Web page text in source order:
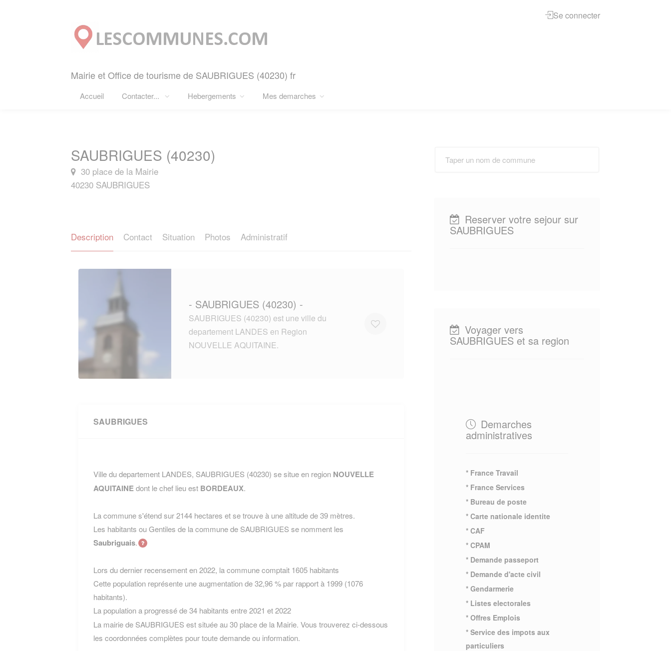
Mairie et Office de tourisme de SAUBRIGUES (40230) fr
Accueil Contacter... Hebergements Mes demarches
Se connecter
SAUBRIGUES (40230)
30 place de la Mairie
40230 SAUBRIGUES
Description Contact Situation Photos Administratif
- SAUBRIGUES (40230) -
SAUBRIGUES (40230) est une ville du
departement LANDES en Region
NOUVELLE AQUITAINE.
SAUBRIGUES
Ville du departement LANDES, SAUBRIGUES (40230) se situe en region NOUVELLE
AQUITAINEdont le chef lieu est BORDEAUX.
La commune s'étend sur 2144 hectares et se trouve à une altitude de 39 mètres.
Les habitants ou Gentiles de la commune de SAUBRIGUES se nomment les
Saubriguais.
Lors du dernier recensement en 2022, la commune comptait 1605 habitants
Cette population représente une augmentation de 32,96 % par rapport à 1999 (1076
habitants).
La population a progressé de 34 habitants entre 2021 et 2022
La mairie de SAUBRIGUES est située au 30 place de la Mairie. Vous trouverez ci-dessous
les coordonnées complètes pour toute demande ou information.
Reserver votre sejour sur
SAUBRIGUES
Voyager vers
SAUBRIGUES et sa region
Demarches
administratives
* France Travail
* France Services
* Bureau de poste
* Carte nationale identite
* CAF
* CPAM
* Demande passeport
* Demande d'acte civil
* Gendarmerie
* Listes electorales
* Offres Emplois
* Service des impots aux
particuliers